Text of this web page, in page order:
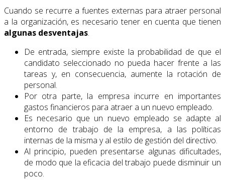
Cuando se recurre a fuentes externas para atraer personal
a la organización, es necesario tener en cuenta que tienen
algunas desventajas.
De entrada, siempre existe la probabilidad de que el
candidato seleccionado no pueda hacer frente a las
tareas y, en consecuencia, aumente la rotación de
personal.
Por otra parte, la empresa incurre en importantes
gastos financieros para atraer a un nuevo empleado.
Es necesario que un nuevo empleado se adapte al
entorno de trabajo de la empresa, a las políticas
internas de la misma y al estilo de gestión del directivo.
Al principio, pueden presentarse algunas dificultades,
de modo que la eficacia del trabajo puede disminuir un
poco.